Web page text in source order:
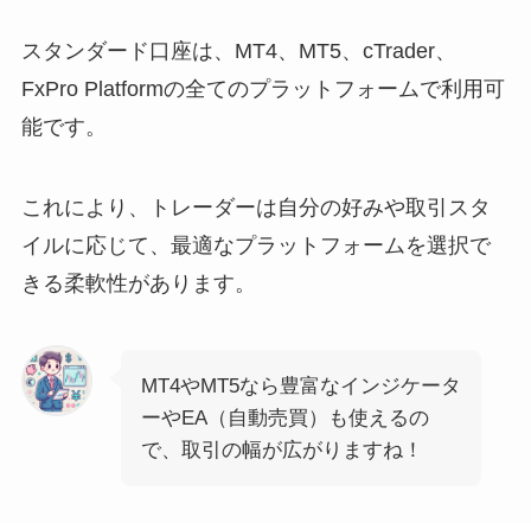
スタンダード口座は、MT4、MT5、cTrader、
FxPro Platformの全てのプラットフォームで利用可
能です。
これにより、トレーダーは自分の好みや取引スタ
イルに応じて、最適なプラットフォームを選択で
きる柔軟性があります。
MT4やMT5なら豊富なインジケータ
ーやEA（自動売買）も使えるの
で、取引の幅が広がりますね！